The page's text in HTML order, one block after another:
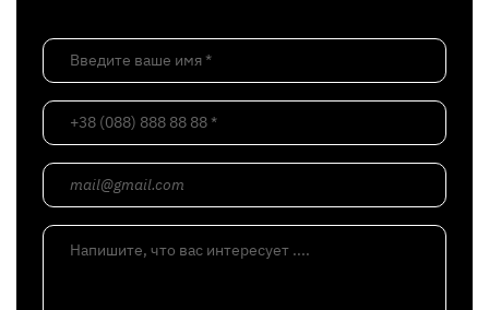
Введите ваше имя *
+38 (088) 888 88 88 *
mail@gmail.com
Напишите, что вас интересует ....